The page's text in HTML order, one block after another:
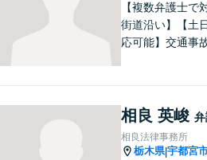
【複数弁護士で
街道沿い】【土
応可能】交通事
い。
相良 英峻
相良法律事務所
栃木県|宇都宮